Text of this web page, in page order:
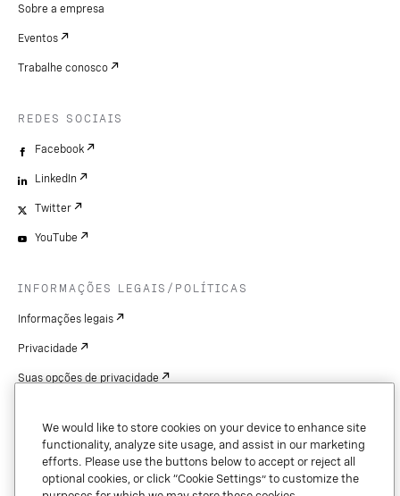
Sobre a empresa
Eventos
Trabalhe conosco
REDES SOCIAIS
Facebook
LinkedIn
Twitter
YouTube
INFORMAÇÕES LEGAIS/POLÍTICAS
Informações legais
Privacidade
Suas opções de privacidade
Patentes
Copyright
We would like to store cookies on your device to enhance site
functionality, analyze site usage, and assist in our marketing
efforts. Please use the buttons below to accept or reject all
optional cookies, or click “Cookie Settings” to customize the